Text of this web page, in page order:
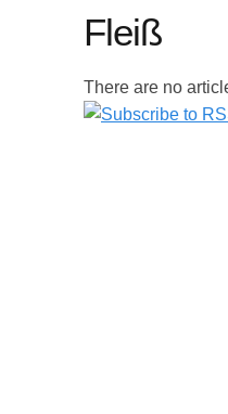
Fleiß
There are no